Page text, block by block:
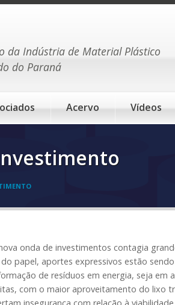
da Indústria de Material Plástico
do Paraná
Acervo Vídeos
onda de investimentos contagia
papel, aportes expressivos estão
de resíduos em energia, seja em
com o maior aproveitamento do lixo
insegurança com relação à